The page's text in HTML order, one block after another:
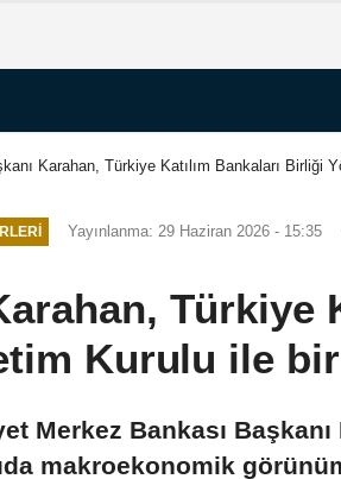
Karahan, Türkiye Katılım Bankaları Birliği
Yayınlanma: 29 Haziran 2026 - 15:35
Türkiye
Kurulu ile
Merkez Bankası
makroekonomik